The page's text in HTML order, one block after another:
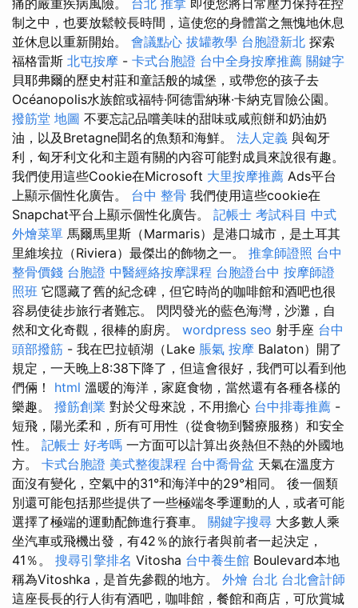
制之中，也要放鬆較長時間，這使您的身體當之無愧地休息
並休息以重新開始。 會議點心 拔罐教學 台胞證新北 探索
福格雷斯 北屯按摩 - 卡式台胞證 台中全身按摩推薦 關鍵字
貝耶弗爾的歷史村莊和童話般的城堡，或帶您的孩子去
Océanopolis水族館或福特·阿德雷納琳·卡納克冒險公園。
撥筋堂 地圖 不要忘記品嚐美味的甜味或咸煎餅和奶油奶
油，以及Bretagne聞名的魚類和海鮮。 法人定義 與匈牙
利，匈牙利文化和主題有關的內容可能對成員來說很有趣。
我們使用這些Cookie在Microsoft 大里按摩推薦 Ads平台
上顯示個性化廣告。 台中 整骨 我們使用這些cookie在
Snapchat平台上顯示個性化廣告。 記帳士 考試科目 中式
外燴菜單 馬爾馬里斯（Marmaris）是港口城市，是土耳其
里維埃拉（Riviera）最傑出的飾物之一。 推拿師證照 台中
整骨價錢 台胞證 中醫經絡按摩課程 台胞證台中 按摩師證
照班 它隱藏了舊的紀念碑，但它時尚的咖啡館和酒吧也很
容易使徒步旅行者難忘。 閃閃發光的藍色海灣，沙灘，自
然和文化奇觀，很棒的廚房。 wordpress seo 射手座 台中
頭部撥筋 - 我在巴拉頓湖（Lake 脹氣 按摩 Balaton）開了
規定，一天晚上8:38下降了，但這會很好，我們可以看到他
們倆！ html 溫暖的海洋，家庭食物，當然還有各種各樣的
樂趣。 撥筋創業 對於父母來說，不用擔心 台中排毒推薦 -
短飛，陽光柔和，所有可用性（從食物到醫療服務）和安全
性。 記帳士 好考嗎 一方面可以計算出炎熱但不熱的外國地
方。 卡式台胞證 美式整復課程 台中喬骨盆 天氣在溫度方
面沒有變化，空氣中的31°和海洋中的29°相同。 後一個類
別還可能包括那些提供了一些極端冬季運動的人，或者可能
選擇了極端的運動配飾進行賽車。 關鍵字搜尋 大多數人乘
坐汽車或飛機出發，有42％的旅行者與前者一起決定，
41％。 搜尋引擎排名 Vitosha 台中養生館 Boulevard本地
稱為Vitoshka，是首先參觀的地方。 外燴 台北 台北會計師
這座長長的行人街有酒吧，咖啡館，餐館和商店，可欣賞城